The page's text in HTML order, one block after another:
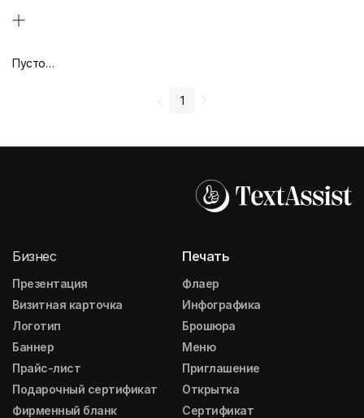
Пустой дизайн-макет
1
Бизнес
Презентация
Визитная карточка
Логотип
Баннер
Прайс-лист
Подарочный сертификат
Фирменный бланк
Печать
Флаер
Инфографика
Брошюра
Меню
Приглашение
Открытка
Сертификат